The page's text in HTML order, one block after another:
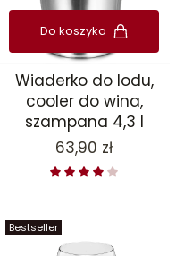
Do koszyka
Wiaderko do lodu,
cooler do wina,
szampana 4,3 l
Cena
63,90 zł
Bestseller